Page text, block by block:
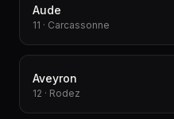
Aude
11 · Carcassonne
Aveyron
12 · Rodez